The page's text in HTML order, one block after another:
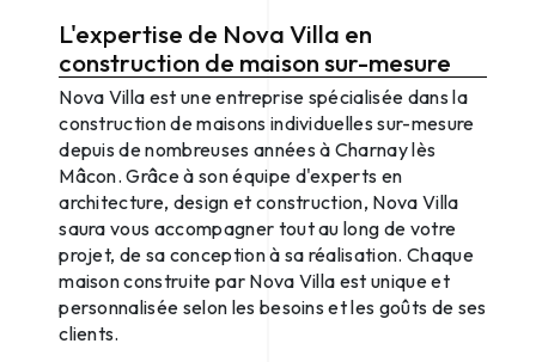
L'expertise de Nova Villa en
construction de maison sur-mesure
Nova Villa est une entreprise spécialisée dans la
construction de maisons individuelles sur-mesure
depuis de nombreuses années à Charnay lès
Mâcon. Grâce à son équipe d'experts en
architecture, design et construction, Nova Villa
saura vous accompagner tout au long de votre
projet, de sa conception à sa réalisation. Chaque
maison construite par Nova Villa est unique et
personnalisée selon les besoins et les goûts de ses
clients.